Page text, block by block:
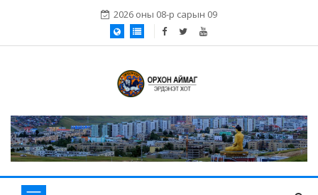
2026 оны 08-р сарын 09